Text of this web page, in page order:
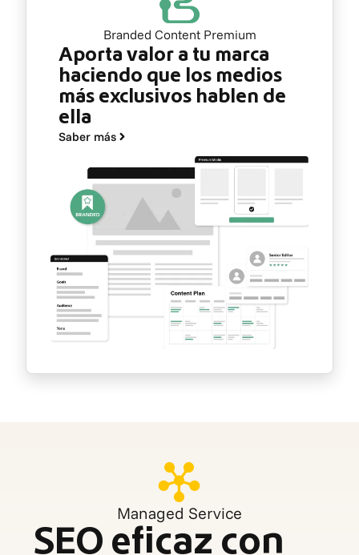
Branded Content Premium
Aporta valor a tu marca
haciendo que los medios
más exclusivos hablen de
ella
Saber más
Managed Service
SEO eficaz con